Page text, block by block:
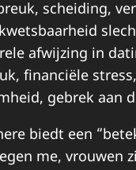
scheiding,
afwijzing in
financiële
gebrek aan
biedt een
me, vrouwen